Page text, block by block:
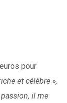
pour
et célèbre »,
il me